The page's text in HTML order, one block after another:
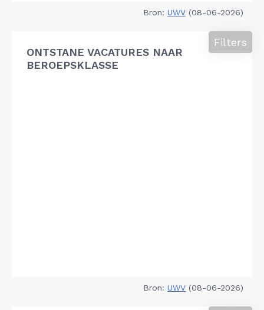
Bron: UWV (08-06-2026)
ONTSTANE VACATURES NAAR
BEROEPSKLASSE
Filters
Bron: UWV (08-06-2026)